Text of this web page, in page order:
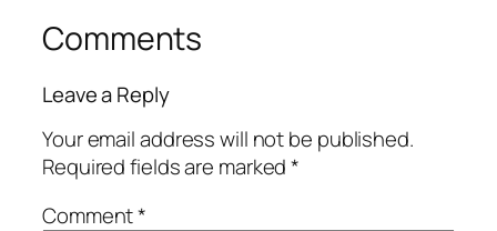
Comments
Leave a Reply
Your email address will not be published.
Required fields are marked*
Comment*